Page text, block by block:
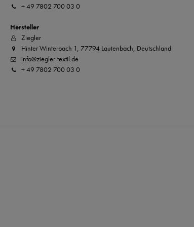
+ 49 7802 700 03 0
Hersteller
Ziegler
Hinter Winterbach 1, 77794 Lautenbach, Deutschland
info@ziegler-textil.de
+ 49 7802 700 03 0